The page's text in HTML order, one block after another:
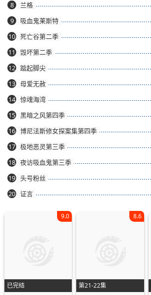
8 兰格
9 吸血鬼莱斯特
10 死亡谷第二季
11 毁坏第二季
12 踮起脚尖
13 母爱无赦
14 惊魂海湾
15 黑暗之风第四季
16 博尼法斯修女探案集第四季
17 极地恶灵第三季
18 夜访吸血鬼第三季
19 头号粉丝
20 证言
已完结
9.0
第21-22集
8.6